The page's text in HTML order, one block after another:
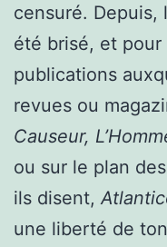
censuré.
été brisé, et
publications
revues ou
Causeur,
ou sur le plan
ils disent,
une liberté de